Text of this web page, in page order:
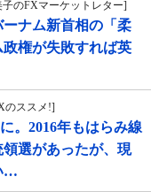
のFXマーケットレター]
ナム新首相の「柔
権が失敗すれば英
のススメ!]
。2016年もはらみ線
選があったが、現
…